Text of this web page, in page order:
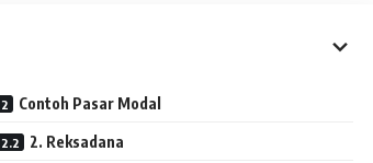
Contoh Pasar Modal
2. Reksadana